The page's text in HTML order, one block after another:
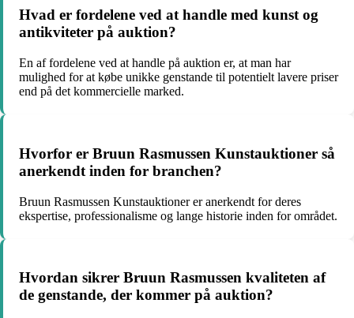
Hvad er fordelene ved at handle med kunst og
antikviteter på auktion?
En af fordelene ved at handle på auktion er, at man har
mulighed for at købe unikke genstande til potentielt lavere priser
end på det kommercielle marked.
Hvorfor er Bruun Rasmussen Kunstauktioner så
anerkendt inden for branchen?
Bruun Rasmussen Kunstauktioner er anerkendt for deres
ekspertise, professionalisme og lange historie inden for området.
Hvordan sikrer Bruun Rasmussen kvaliteten af
de genstande, der kommer på auktion?